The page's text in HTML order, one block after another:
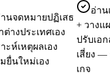
นจดหมายปฏิเสธ
างประเทศเอง
ะห์เหตุผลเอง
มยื่นใหม่เอง
อ่าน
+ วางแ
ปรับเอ
เสี่ยง —
เกจ